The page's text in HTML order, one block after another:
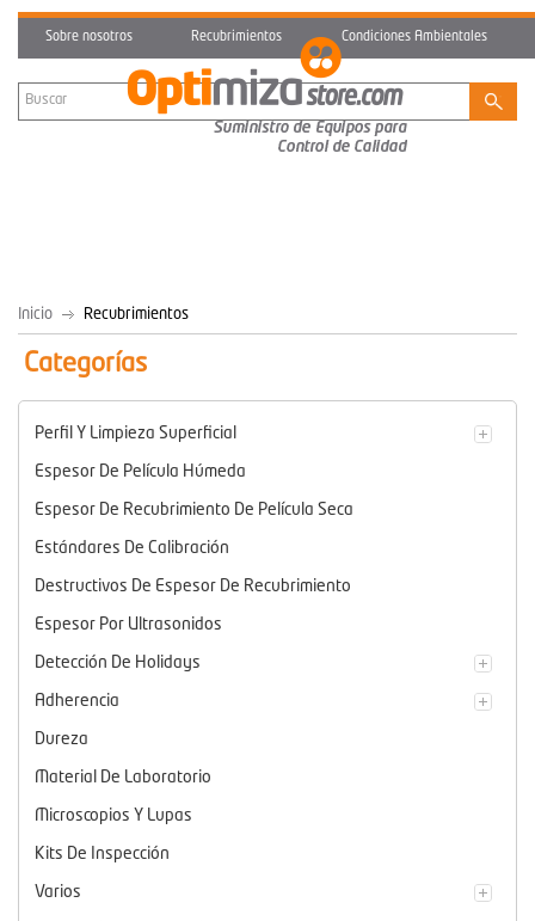
Sobre nosotros Recubrimientos Condiciones Ambientales
Inicio Recubrimientos
Categorías
Perfil Y Limpieza Superficial
Espesor De Película Húmeda
Espesor De Recubrimiento De Película Seca
Estándares De Calibración
Destructivos De Espesor De Recubrimiento
Espesor Por Ultrasonidos
Detección De Holidays
Adherencia
Dureza
Material De Laboratorio
Microscopios Y Lupas
Kits De Inspección
Varios